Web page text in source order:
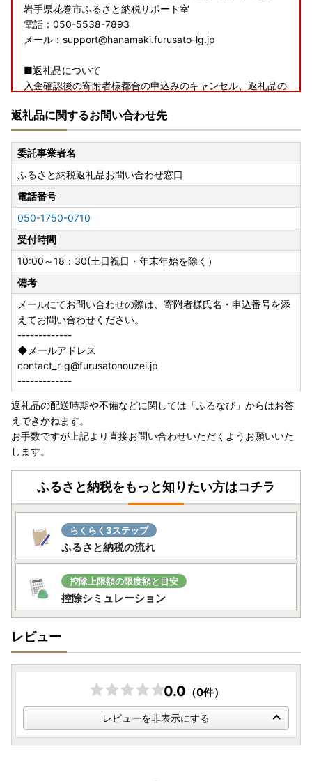
岩手県花巻市ふるさと納税サポート室
電話：050-5538-7893
メール：support@hanamaki.furusato-lg.jp
■返礼品について
入金確認後の寄附者様都合の申込みのキャンセル、返礼品の
また、備考欄に不在日等の記載なく、受取人様のご都合によ
り返礼品を受取られなかった場合の再送は致しかねますので
ご了承くださいませ。
返礼品に関するお問い合わせ先
委託事業者名
ふるさと納税返礼品お問い合わせ窓口
電話番号
050-1750-0710
受付時間
10:00～18：30(土日祝日・年末年始を除く）
備考
メールにてお問い合わせの際は、寄附者様氏名・申込番号を添
えてお問い合わせください。
-------------
◆メールアドレス
contact_r-g@furusatonouzei.jp
-------------
返礼品の配送時期や不備などに関しては「ふるなび」からはお答
えできかねます。
お手数ですが上記より直接お問い合わせいただくようお願いいた
します。
ふるさと納税をもっと知りたい方はコチラ
らくらく3ステップ
ふるさと納税の流れ
控除上限額の限度額と目安
控除シミュレーション
レビュー
0.0 （0件）
レビューを非表示にする